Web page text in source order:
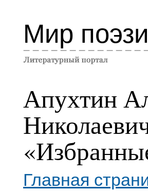
Мир
Апухтин
Главная